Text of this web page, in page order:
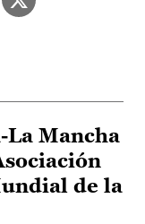
La Mancha
de la